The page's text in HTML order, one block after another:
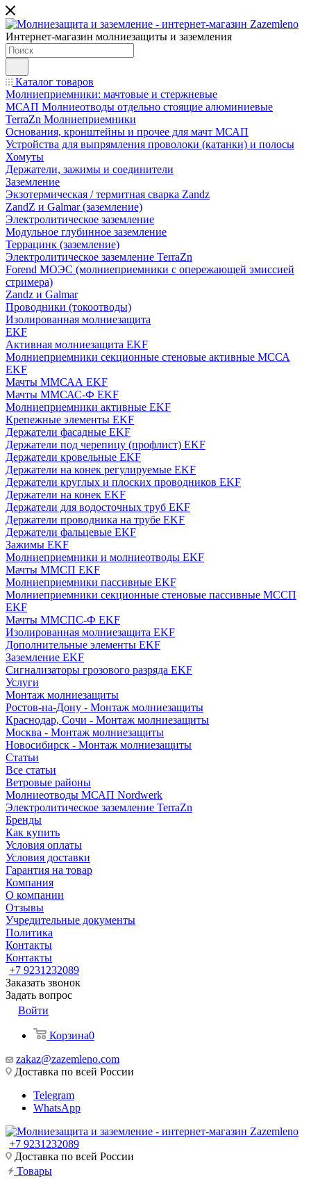
Интернет-магазин молниезащиты и заземления
Каталог товаров
Молниеприемники: мачтовые и стержневые
МСАП Молниеотводы отдельно стоящие алюминиевые
TerraZn Молниеприемники
Основания, кронштейны и прочее для мачт МСАП
Устройства для выпрямления проволоки (катанки) и полосы
Хомуты
Держатели, зажимы и соединители
Заземление
Экзотермическая / термитная сварка Zandz
ZandZ и Galmar (заземление)
Электролитическое заземление
Модульное глубинное заземление
Террацинк (заземление)
Электролитическое заземление TerraZn
Forend МОЭС (молниеприемники с опережающей эмиссией
стримера)
Zandz и Galmar
Проводники (токоотводы)
Изолированная молниезащита
EKF
Активная молниезащита EKF
Молниеприемники секционные стеновые активные МССА
EKF
Мачты ММСАА EKF
Мачты ММСАС-Ф EKF
Молниеприемники активные EKF
Крепежные элементы EKF
Держатели фасадные EKF
Держатели под черепицу (профлист) EKF
Держатели кровельные EKF
Держатели на конек регулируемые EKF
Держатели круглых и плоских проводников EKF
Держатели на конек EKF
Держатели для водосточных труб EKF
Держатели проводника на трубе EKF
Держатели фальцевые EKF
Зажимы EKF
Молниеприемники и молниеотводы EKF
Мачты ММСП EKF
Молниеприемники пассивные EKF
Молниеприемники секционные стеновые пассивные МССП
EKF
Мачты ММСПС-Ф EKF
Изолированная молниезащита EKF
Дополнительные элементы EKF
Заземление EKF
Сигнализаторы грозового разряда EKF
Услуги
Монтаж молниезащиты
Ростов-на-Дону - Монтаж молниезащиты
Краснодар, Сочи - Монтаж молниезащиты
Москва - Монтаж молниезащиты
Новосибирск - Монтаж молниезащиты
Статьи
Все статьи
Ветровые районы
Молниеотводы МСАП Nordwerk
Электролитическое заземление TerraZn
Бренды
Как купить
Условия оплаты
Условия доставки
Гарантия на товар
Компания
О компании
Отзывы
Учредительные документы
Политика
Контакты
Контакты
+7 9231232089
Заказать звонок
Задать вопрос
Войти
Корзина0
zakaz@zazemleno.com
Доставка по всей России
Telegram
WhatsApp
+7 9231232089
Доставка по всей России
Товары